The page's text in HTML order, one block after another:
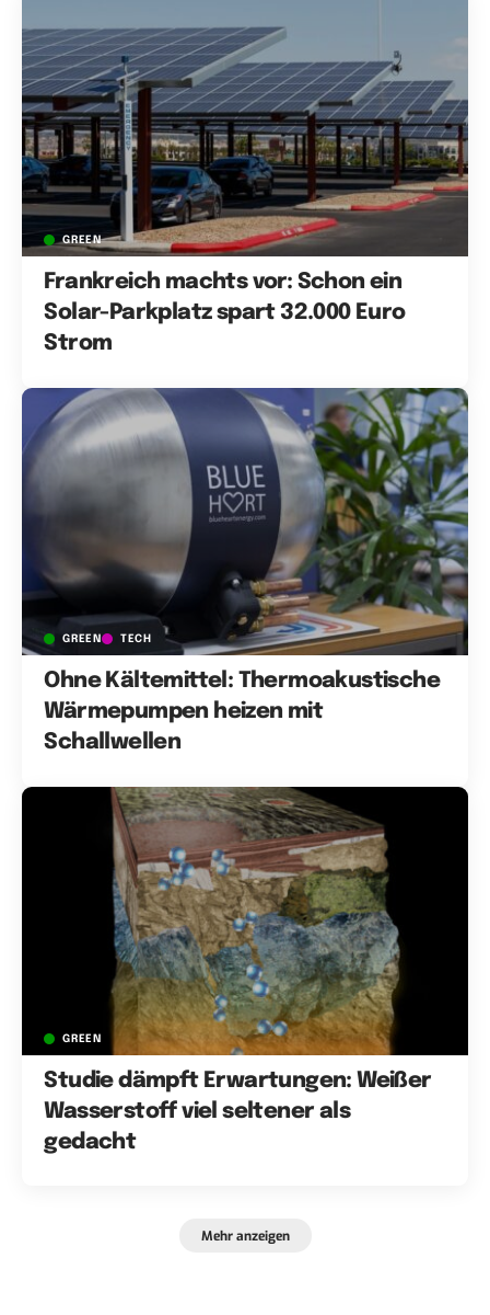
GREEN
Frankreich machts vor: Schon ein
Solar-Parkplatz spart 32.000 Euro
Strom
GREEN TECH
Ohne Kältemittel: Thermoakustische
Wärmepumpen heizen mit
Schallwellen
GREEN
Studie dämpft Erwartungen: Weißer
Wasserstoff viel seltener als
gedacht
Mehr anzeigen